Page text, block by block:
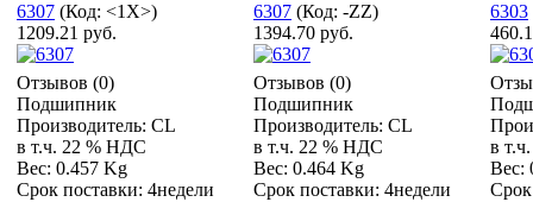
6307 (Код: <1X>)
1209.21 руб.
Отзывов (0)
Подшипник
Производитель: CL
в т.ч. 22 % НДС
Вес: 0.457 Kg
Срок поставки: 4недели
6307 (Код: -ZZ)
1394.70 руб.
Отзывов (0)
Подшипник
Производитель: CL
в т.ч. 22 % НДС
Вес: 0.464 Kg
Срок поставки: 4недели
6303
в
Вес: